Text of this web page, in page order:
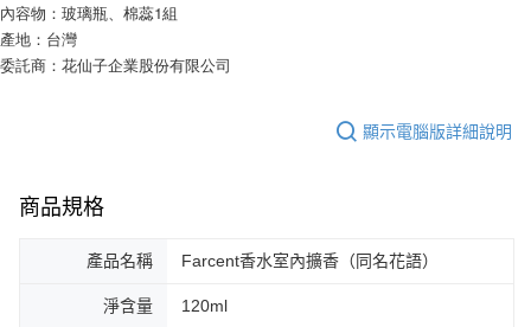
內容物：玻璃瓶、棉蕊1組
產地：台灣
委託商：花仙子企業股份有限公司
顯示電腦版詳細說明
商品規格
產品名稱 Farcent香水室內擴香（同名花語）
淨含量 120ml